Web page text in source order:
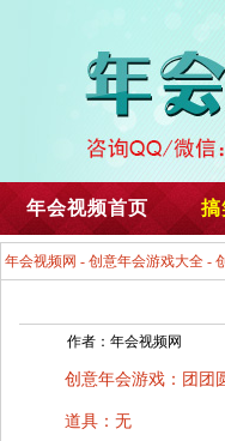
年会视频首页 搞
年会视频网 - 创意年会游戏大全 -
作者：年会视频网
创意年会游戏：团团
道具：无